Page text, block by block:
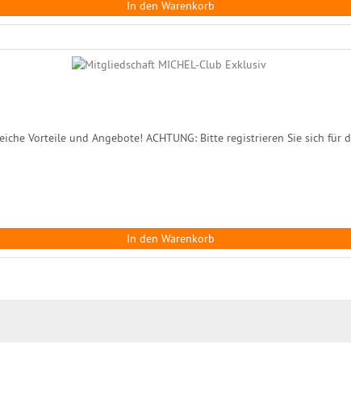
In den Warenkorb
Vorteile und Angebote! ACHTUNG: Bitte registrieren Sie sich für
In den Warenkorb